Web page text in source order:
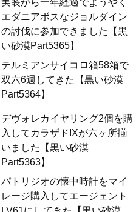
実装から一年経過でようやく
エダニアボスなジョルダイン
の討伐に参加できました【黒
い砂漠Part5365】
テルミアンサイコロ箱58箱で
双六6週してきた【黒い砂漠
Part5364】
デヴォレカイヤリング2個を購
入してカラザドIXが六ヶ所揃
いました【黒い砂漠
Part5363】
パトリジオの懐中時計をマイ
レージ購入してエージェント